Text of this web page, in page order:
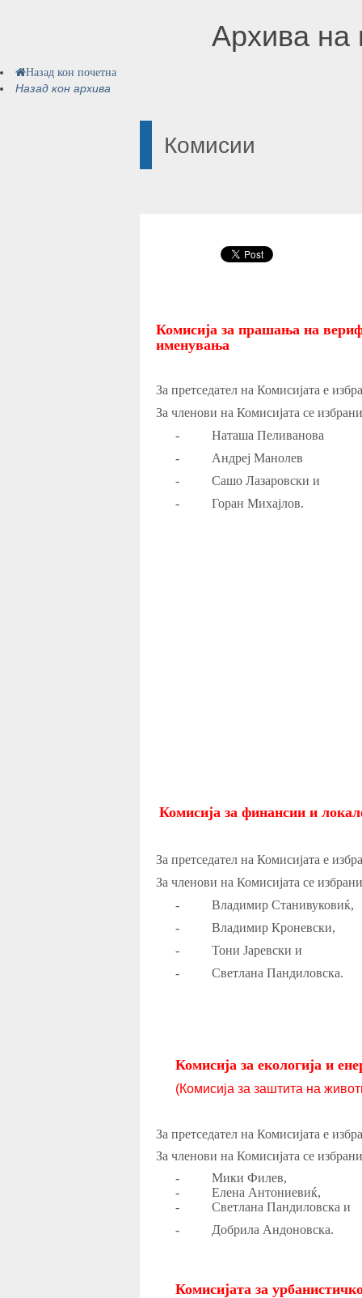
Архива на
Назад кон почетна
Назад кон архива
Комисии
Комисија за прашања на
именувања
За претседател на Комисијата е
За членови на Комисијата се
- Наташа Пеливанова
- Андреј Манолев
- Сашо Лазаровски и
- Горан Михајлов.
Комисија за финансии и
За претседател на Комисијата е
За членови на Комисијата се
-
Владимир Станивуковиќ,
-
Владимир Кроневски,
-
Тони Јаревски и
-
Светлана Пандиловска.
Комисија за екологија и
(Комисија за заштита на
За претседател на Комисијата е
За членови на Комисијата се
-
Мики Филев,
-
Елена Антониевиќ,
-
Светлана Пандиловска и
-
Добрила Андоновска.
Комисијата за